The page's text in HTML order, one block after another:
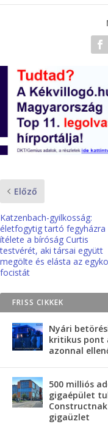
Előző
Katzenbach-gyilkosság:
életfogytig tartó fegyházra
ítélete a bíróság Curtis
testvérét, aki társai együtt
megölte és elásta az
focistát
FRISS CIKKEK
Nyári
kritikus pont
azonnal
500 milliós
gigaépület
gigaüzlet